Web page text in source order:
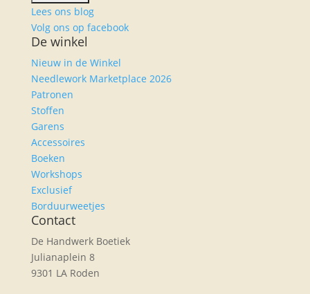
Lees ons blog
Volg ons op facebook
De winkel
Nieuw in de Winkel
Needlework Marketplace 2026
Patronen
Stoffen
Garens
Accessoires
Boeken
Workshops
Exclusief
Borduurweetjes
Contact
De Handwerk Boetiek
Julianaplein 8
9301 LA Roden